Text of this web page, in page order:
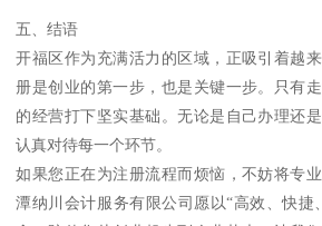
五、结语
开福区作为充满活力的区域，正吸引着越
册是创业的第一步，也是关键一步。只有
的经营打下坚实基础。无论是自己办理还
认真对待每一个环节。
如果您正在为注册流程而烦恼，不妨将专
潭纳川会计服务有限公司愿以“高效、快捷